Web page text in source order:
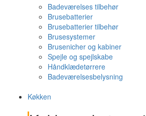
Badeværelses tilbehør
Brusebatterier
Brusebatterier tilbehør
Brusesystemer
Brusenicher og kabiner
Spejle og spejlskabe
Håndklædetørrere
Badeværelsesbelysning
Køkken